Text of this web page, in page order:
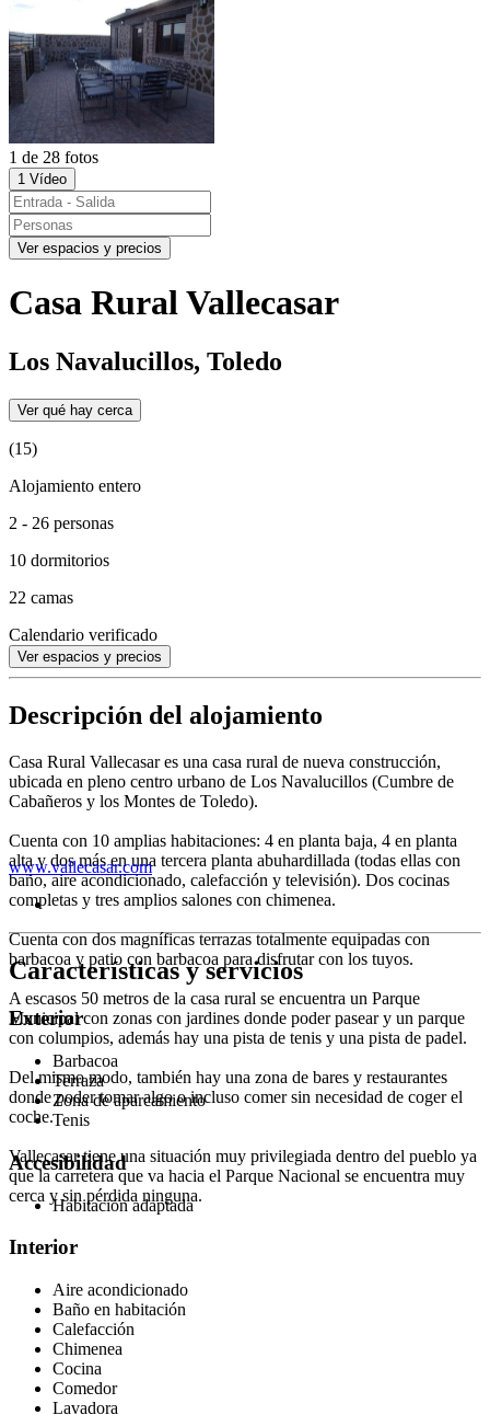
1 de 28 fotos
1 Vídeo
Ver espacios y precios
Casa Rural Vallecasar
Los Navalucillos, Toledo
Ver qué hay cerca
(15)
Alojamiento entero
2 - 26 personas
10 dormitorios
22 camas
Calendario verificado
Ver espacios y precios
Descripción del alojamiento
Casa Rural Vallecasar es una casa rural de nueva construcción,
ubicada en pleno centro urbano de Los Navalucillos (Cumbre de
Cabañeros y los Montes de Toledo).
Cuenta con 10 amplias habitaciones: 4 en planta baja, 4 en planta
alta y dos más en una tercera planta abuhardillada (todas ellas con
baño, aire acondicionado, calefacción y televisión). Dos cocinas
completas y tres amplios salones con chimenea.
Cuenta con dos magníficas terrazas totalmente equipadas con
barbacoa y patio con barbacoa para disfrutar con los tuyos.
A escasos 50 metros de la casa rural se encuentra un Parque
Municipal con zonas con jardines donde poder pasear y un parque
con columpios, además hay una pista de tenis y una pista de padel.
Del mismo modo, también hay una zona de bares y restaurantes
donde poder tomar algo o incluso comer sin necesidad de coger el
coche.
Vallecasar tiene una situación muy privilegiada dentro del pueblo ya
que la carretera que va hacia el Parque Nacional se encuentra muy
cerca y sin pérdida ninguna.
www.vallecasar.com
Características y servicios
Exterior
Barbacoa
Terraza
Zona de aparcamiento
Tenis
Accesibilidad
Habitación adaptada
Interior
Aire acondicionado
Baño en habitación
Calefacción
Chimenea
Cocina
Comedor
Lavadora